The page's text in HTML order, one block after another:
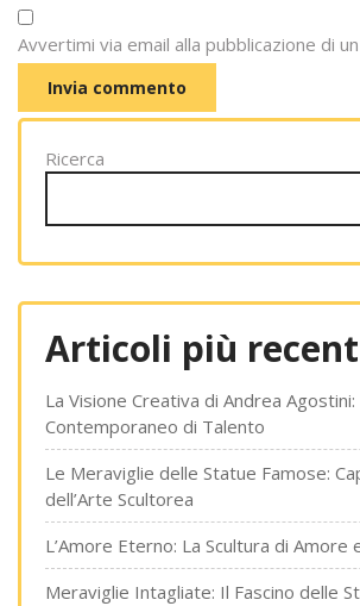
Avvertimi via email alla pubblicazione di
Ricerca
Articoli più
La Visione Creativa di Andrea
Contemporaneo di Talento
Le Meraviglie delle Statue Famose:
dell’Arte Scultorea
L’Amore Eterno: La Scultura di Amore
Meraviglie Intagliate: Il Fascino delle